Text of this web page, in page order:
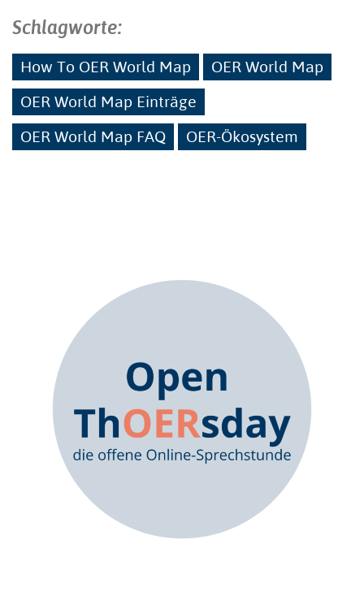
Schlagworte:
How To OER World Map
OER World Map
OER World Map Einträge
OER World Map FAQ
OER-Ökosystem